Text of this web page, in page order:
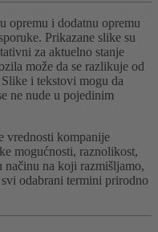
opremu i dodatnu opremu
Prikazane slike su
za aktuelno stanje
može da se razlikuje od
i tekstovi mogu da
ne nude u pojedinim
vrednosti kompanije
mogućnosti, raznolikost,
načinu na koji razmišljamo,
odabrani termini prirodno